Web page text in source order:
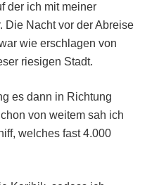
der ich mit meiner
Die Nacht vor der Abreise
wie erschlagen von
riesigen Stadt.
es dann in Richtung
von weitem sah ich
welches fast 4.000